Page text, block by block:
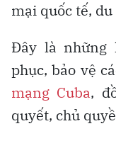
mại quốc tế,
Đây là những
phục, bảo vệ
mạng Cuba,
quyết, chủ